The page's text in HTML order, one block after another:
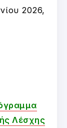
2026,
Λέσχης